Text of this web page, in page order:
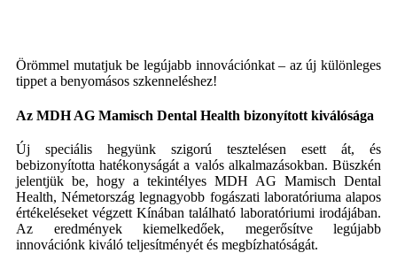
Örömmel mutatjuk be legújabb innovációnkat – az új különleges
tippet a benyomásos szkenneléshez!
Az MDH AG Mamisch Dental Health bizonyított kiválósága
Új speciális hegyünk szigorú tesztelésen esett át, és
bebizonyította hatékonyságát a valós alkalmazásokban. Büszkén
jelentjük be, hogy a tekintélyes MDH AG Mamisch Dental
Health, Németország legnagyobb fogászati ​​laboratóriuma alapos
értékeléseket végzett Kínában található laboratóriumi irodájában.
Az eredmények kiemelkedőek, megerősítve legújabb
innovációnk kiváló teljesítményét és megbízhatóságát.